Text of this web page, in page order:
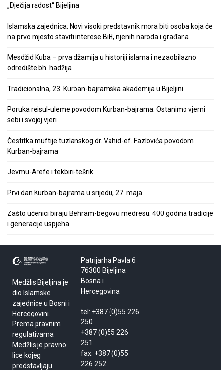
„Dječija radost“ Bijeljina
Islamska zajednica: Novi visoki predstavnik mora biti osoba koja će
na prvo mjesto staviti interese BiH, njenih naroda i građana
Mesdžid Kuba – prva džamija u historiji islama i nezaobilazno
odredište bh. hadžija
Tradicionalna, 23. Kurban-bajramska akademija u Bijeljini
Poruka reisul-uleme povodom Kurban-bajrama: Ostanimo vjerni
sebi i svojoj vjeri
Čestitka muftije tuzlanskog dr. Vahid-ef. Fazlovića povodom
Kurban-bajrama
Jevmu-Arefe i tekbiri-tešrik
Prvi dan Kurban-bajrama u srijedu, 27. maja
Zašto učenici biraju Behram-begovu medresu: 400 godina tradicije
i generacije uspjeha
Medžlis Bijeljina je
dio Islamske
zajednice u Bosni i
Hercegovini.
Prema pravnim
regulativama
Medžlis je pravno
lice kojeg
predstavljaju
Patrijarha Pavla 6
76300 Bijeljina
Bosna i
Hercegovina
tel: +387 (0)55 226
250
+387 (0)55 226
251
fax: +387 (0)55
226 252